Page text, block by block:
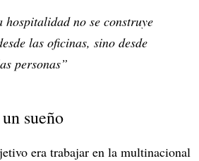
hospitalidad no se construye
las oficinas, sino desde
personas”
sueño
era trabajar en la multinacional